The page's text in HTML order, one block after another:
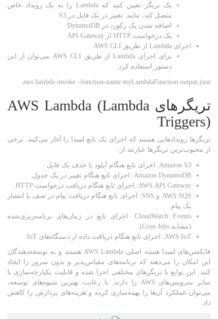
یک تریگر تعیین کنید که Lambda را به یک رویداد خاص
متصل کند، مانند: تغییر در یک فایل در S3
اضافه شدن یک رکورد در DynamoDB
یک درخواست HTTP از API Gateway
اجرای Lambda از طریق AWS CLI
برای اجرای Lambda از طریق AWS CLI می‌توان از این
دستور استفاده کرد:
aws lambda invoke –function-name myLambdaFunction output.json
تریگرهای AWS Lambda (Lambda
Triggers)
تریگرها رویدادهایی هستند که اجرای یک تابع لمبدا را آغاز می‌کنند. برخی
از محبوب‌ترین تریگرها عبارتند از:
Amazon S3: اجرای تابع هنگام آپلود یا حذف یک فایل.
Amazon DynamoDB: اجرای تابع هنگام تغییر در یک جدول.
AWS API Gateway: اجرای تابع هنگام دریافت درخواست HTTP.
AWS SQS و SNS: اجرای تابع هنگام دریافت پیام در صف یا انتشار
یک پیام.
CloudWatch Events: اجرای تابع در زمان‌های برنامه‌ریزی‌شده
(مشابه Cron Jobs).
AWS IoT: اجرای تابع هنگام دریافت داده از دستگاه‌های IoT.
فانکشن‌های لمبدا هسته اصلی AWS Lambda هستند و به توسعه‌دهندگان
این امکان را می‌دهند که برنامه‌های مقیاس‌پذیر و بدون سرور را ایجاد
کنند. این توابع با تریگرهای مختلفی اجرا شده و قابلیت یکپارچه‌سازی با
سایر سرویس‌های AWS را دارند. با رعایت بهترین شیوه‌های توسعه،
می‌توان عملکرد آن‌ها را بهینه‌سازی کرده و هزینه‌های پردازش را کاهش
داد.